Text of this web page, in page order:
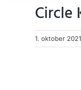
Circle
1. oktober 2021